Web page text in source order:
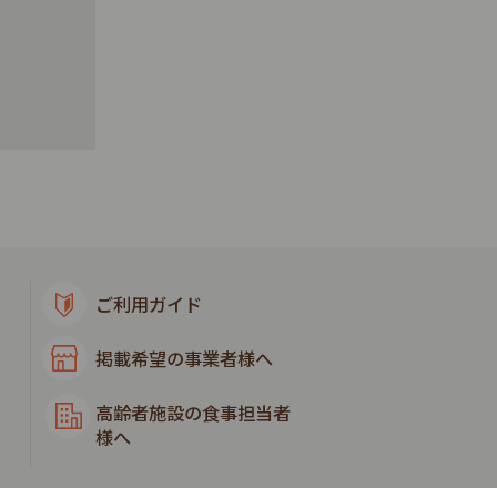
ご利用ガイド
掲載希望の事業者様へ
高齢者施設の食事担当者
様へ